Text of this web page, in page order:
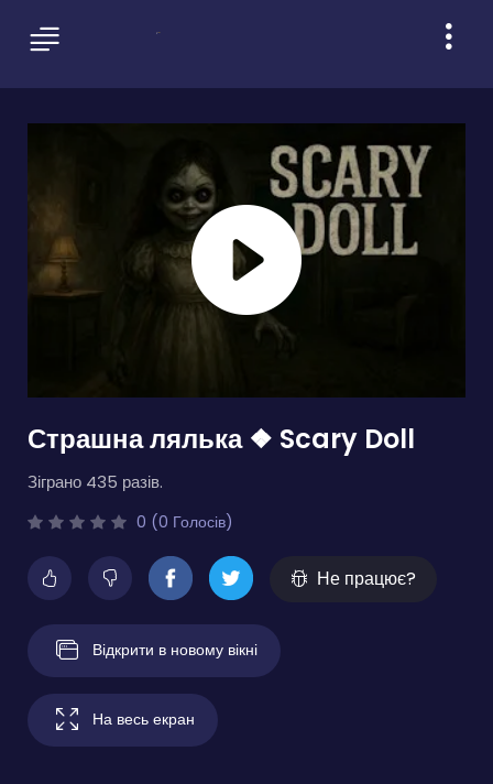
Страшна лялька ❖ Scary Doll
Зіграно 435 разів.
0 (0 Голосів)
Не працює?
Відкрити в новому вікні
На весь екран